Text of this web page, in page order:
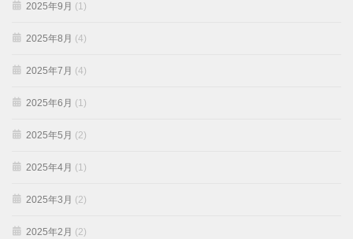
2025年9月 (1)
2025年8月 (4)
2025年7月 (4)
2025年6月 (1)
2025年5月 (2)
2025年4月 (1)
2025年3月 (2)
2025年2月 (2)